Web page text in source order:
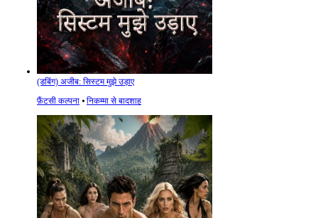
(डबिंग) अजीब: सिस्टम मुझे उड़ाए
फ़ैंटसी कल्पना ⦁ निकम्मा से बादशाह